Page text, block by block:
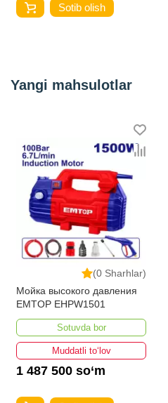
Sotib olish
Yangi mahsulotlar
(0 Sharhlar)
Мойка высокого давления
EMTOP EHPW1501
Sotuvda bor
Muddatli to‘lov
1 487 500 so‘m